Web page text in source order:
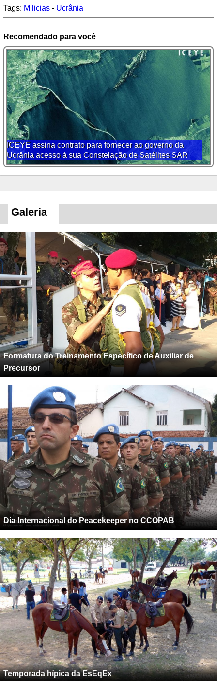
Tags: Milicias - Ucrânia
Recomendado para você
ICEYE assina contrato para fornecer ao governo da
Ucrânia acesso à sua Constelação de Satélites SAR
Galeria
Formatura do Treinamento Específico de Auxiliar de
Precursor
Dia Internacional do Peacekeeper no CCOPAB
Temporada hípica da EsEqEx